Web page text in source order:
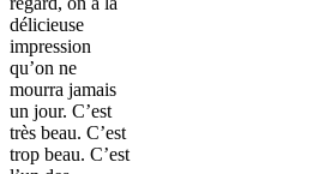
délicieuse
impression
qu’on ne
mourra jamais
un jour. C’est
très beau. C’est
trop beau. C’est